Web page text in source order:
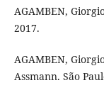
AGAMBEN,
2017.
AGAMBEN,
Assmann. São